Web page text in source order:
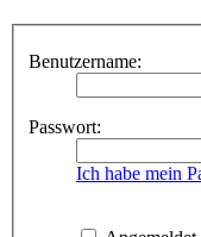
Benutzername:
Passwort:
Ich habe mein